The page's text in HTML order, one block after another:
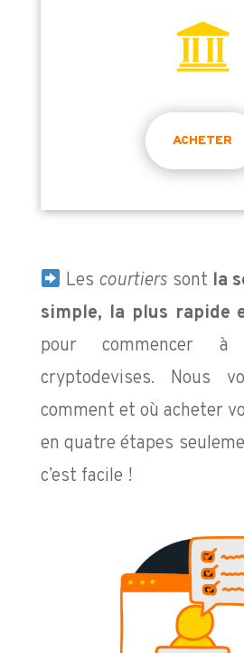
ACHETER
Les courtiers sont la
simple, la plus rapide
pour commencer
cryptodevises. Nous
comment et où acheter
en quatre étapes
c’est facile !